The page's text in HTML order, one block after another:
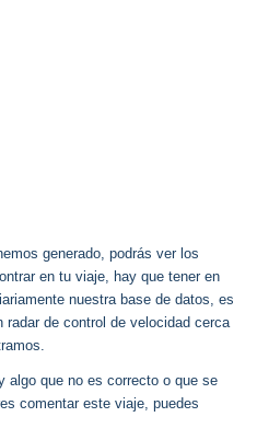
generado, podrás ver los
en tu viaje, hay que tener en
nuestra base de datos, es
de control de velocidad cerca
algo que no es correcto o que se
comentar este viaje, puedes